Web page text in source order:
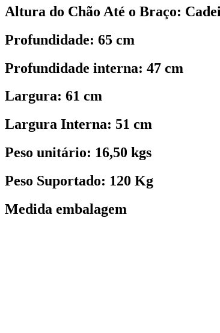
Altura do Chão Até o Braço:
Profundidade: 65 cm
Profundidade interna: 47 cm
Largura: 61 cm
Largura Interna: 51 cm
Peso unitário: 16,50 kgs
Peso Suportado: 120 Kg
Medida embalagem